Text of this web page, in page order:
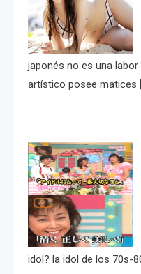
japonés no es una
artístico posee matices
idol? la idol de los 70s-